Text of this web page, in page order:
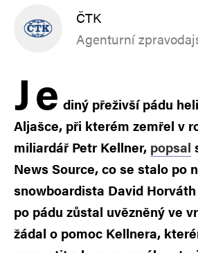
ČTK
Agenturní
Je diný přeživší pádu
Aljašce, při kterém zemřel v
miliardář Petr Kellner, popsal
News Source, co se stalo po
snowboardista David
po pádu zůstal uvězněný ve
žádal o pomoc Kellnera,